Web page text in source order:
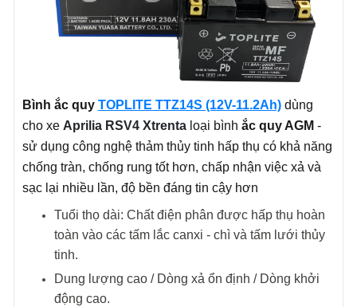
Bình ắc quy TOPLITE TTZ14S (12V-11.2Ah) dùng
cho xe Aprilia RSV4 Xtrenta loại bình ắc quy AGM -
sử dụng công nghệ thảm thủy tinh hấp thụ có khả năng
chống tràn, chống rung tốt hơn, chấp nhận việc xả và
sạc lại nhiều lần, độ bền đáng tin cậy hơn
Tuổi thọ dài: Chất điện phân được hấp thụ hoàn
toàn vào các tấm lắc canxi - chì và tấm lưới thủy
tinh.
Dung lượng cao / Dòng xả ổn định / Dòng khởi
động cao.